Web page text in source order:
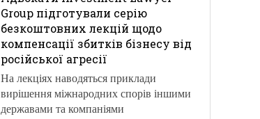
Group підготували серію
безкоштовних лекцій щодо
компенсації збитків бізнесу від
російської агресії
На лекціях наводяться приклади
вирішення міжнародних спорів іншими
державами та компаніями